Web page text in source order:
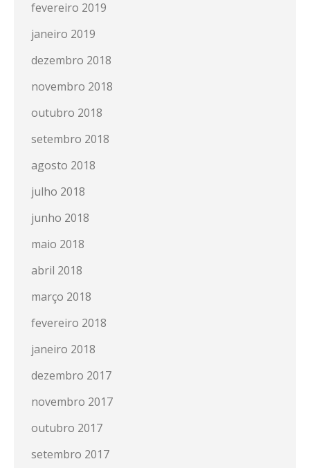
fevereiro 2019
janeiro 2019
dezembro 2018
novembro 2018
outubro 2018
setembro 2018
agosto 2018
julho 2018
junho 2018
maio 2018
abril 2018
março 2018
fevereiro 2018
janeiro 2018
dezembro 2017
novembro 2017
outubro 2017
setembro 2017